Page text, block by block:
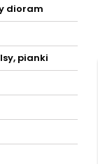
dioram
pianki